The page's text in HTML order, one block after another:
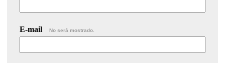
E-mail No será mostrado.